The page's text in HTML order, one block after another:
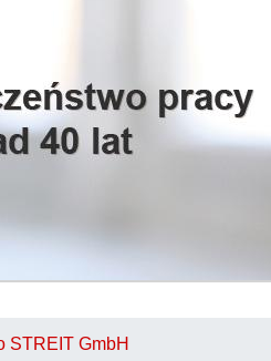
STREIT GmbH